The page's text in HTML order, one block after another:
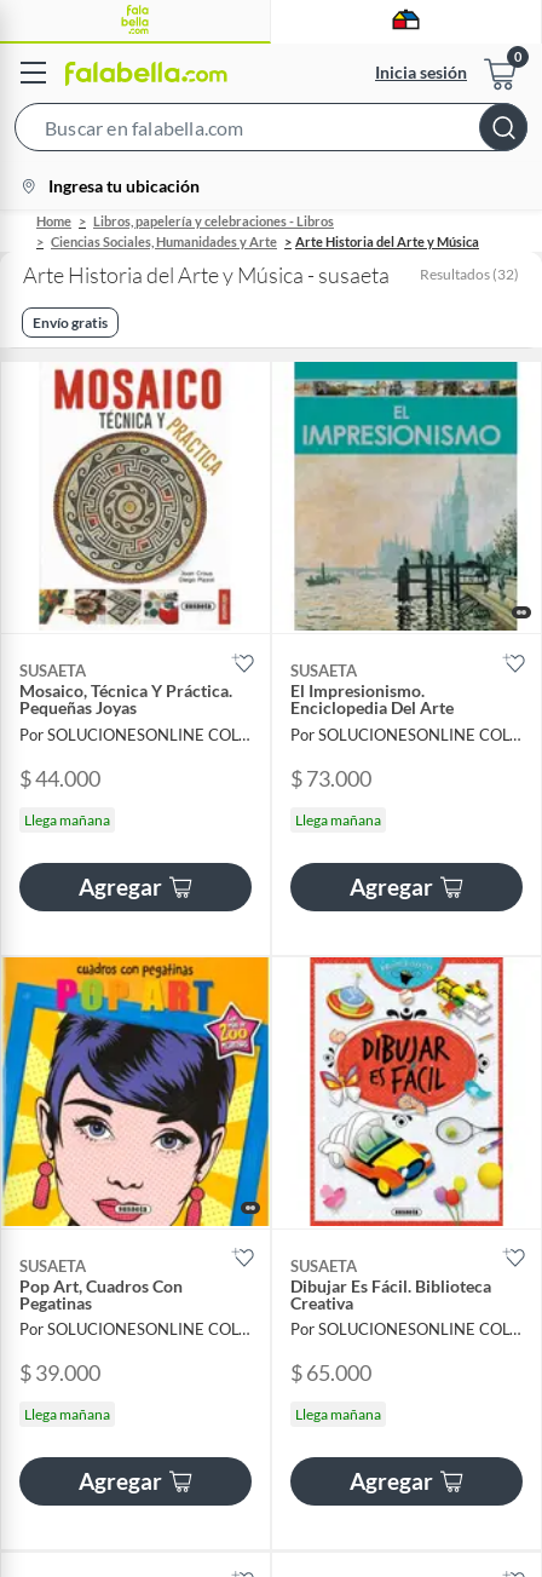
Inicia sesión
Bar
location-
icon
Ingresa tu ubicación
Home
Libros, papelería y celebraciones - Libros
Ciencias Sociales, Humanidades y Arte
Arte Historia del Arte y Música
Arte Historia del Arte y Música - susaeta Resultados (32)
Envío gratis
SUSAETA
Mosaico, Técnica Y Práctica.
Pequeñas Joyas
Por SOLUCIONESONLINE COLOMBIA SAS
$ 44.000
Llega mañana
Agregar
SUSAETA
El Impresionismo.
Enciclopedia Del Arte
Por SOLUCIONESONLINE COLOMBIA SAS
$ 73.000
Llega mañana
Agregar
SUSAETA
Pop Art, Cuadros Con
Pegatinas
Por SOLUCIONESONLINE COLOMBIA SAS
$ 39.000
Llega mañana
Agregar
SUSAETA
Dibujar Es Fácil. Biblioteca
Creativa
Por SOLUCIONESONLINE COLOMBIA SAS
$ 65.000
Llega mañana
Agregar